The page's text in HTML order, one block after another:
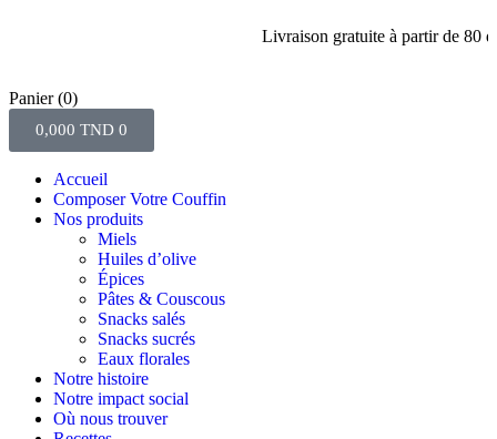
Livraison gratuite à partir de 80 dinars
Panier (0)
0,000 TND 0
Accueil
Composer Votre Couffin
Nos produits
Miels
Huiles d’olive
Épices
Pâtes & Couscous
Snacks salés
Snacks sucrés
Eaux florales
Notre histoire
Notre impact social
Où nous trouver